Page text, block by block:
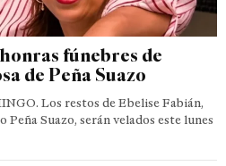
fúnebres de
de Peña Suazo
Los restos de Ebelise Fabián,
Suazo, serán velados este lunes